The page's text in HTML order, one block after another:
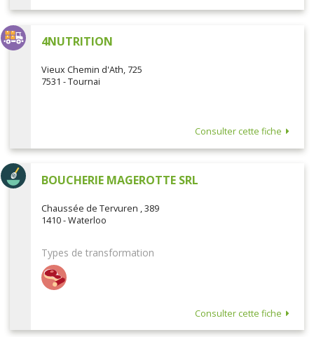
4NUTRITION
Vieux Chemin d'Ath, 725
7531 - Tournai
Consulter cette fiche
BOUCHERIE MAGEROTTE SRL
Chaussée de Tervuren , 389
1410 - Waterloo
Types de transformation
Consulter cette fiche